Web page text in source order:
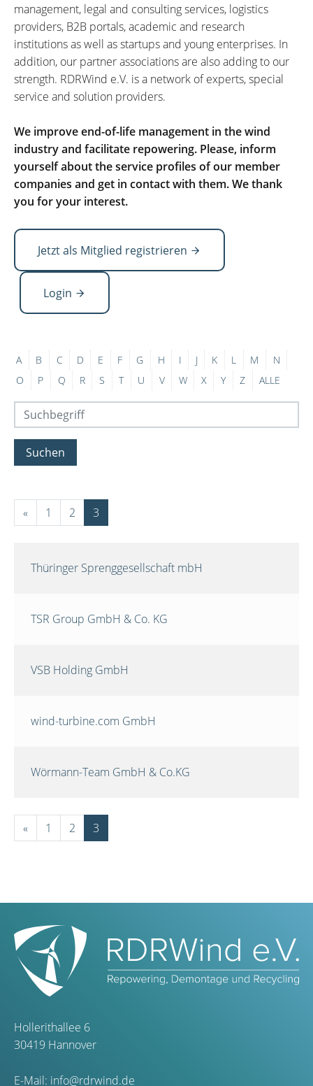
management, legal and consulting services, logistics
providers, B2B portals, academic and research
institutions as well as startups and young enterprises. In
addition, our partner associations are also adding to our
strength. RDRWind e.V. is a network of experts, special
service and solution providers.
We improve end-of-life management in the wind
industry and facilitate repowering. Please, inform
yourself about the service profiles of our member
companies and get in contact with them. We thank
you for your interest.
Jetzt als Mitglied registrieren
Login
A B C D E F G H I J K L M
N
O
P Q R S T U V W X Y Z ALLE
Suchen
« 1 2 3
Thüringer Sprenggesellschaft mbH
TSR Group GmbH & Co. KG
VSB Holding GmbH
wind-turbine.com GmbH
Wörmann-Team GmbH & Co.KG
« 1 2 3
Hollerithallee 6
30419 Hannover
E-Mail: info@rdrwind.de